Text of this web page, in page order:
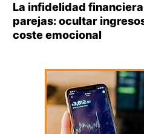
La infidelidad
parejas: ocultar
coste emocional